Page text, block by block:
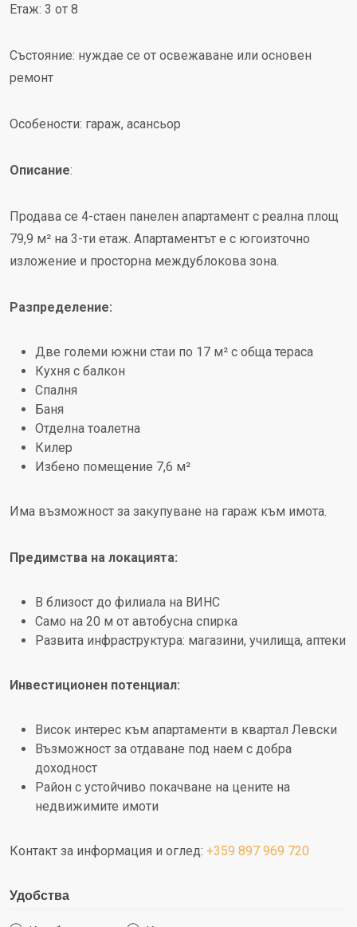
Етаж: 3 от 8
Състояние: нуждае се от освежаване или основен
ремонт
Особености: гараж, асансьор
Описание:
Продава се 4-стаен панелен апартамент с реална площ
79,9 м² на 3-ти етаж. Апартаментът е с югоизточно
изложение и просторна междублокова зона.
Разпределение:
Две големи южни стаи по 17 м² с обща тераса
Кухня с балкон
Спалня
Баня
Отделна тоалетна
Килер
Избено помещение 7,6 м²
Има възможност за закупуване на гараж към имота.
Предимства на локацията:
В близост до филиала на ВИНС
Само на 20 м от автобусна спирка
Развита инфраструктура: магазини, училища, аптеки
Инвестиционен потенциал:
Висок интерес към апартаменти в квартал Левски
Възможност за отдаване под наем с добра
доходност
Район с устойчиво покачване на цените на
недвижимите имоти
Контакт за информация и оглед: +359 897 969 720
Удобства